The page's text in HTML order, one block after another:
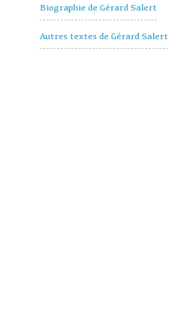
Biographie de Gérard Salert
Autres textes de Gérard Salert